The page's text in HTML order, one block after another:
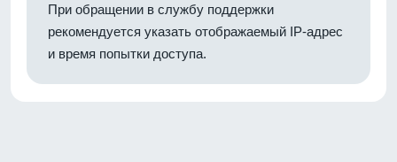
При обращении в службу поддержки
рекомендуется указать отображаемый IP-адрес
и время попытки доступа.